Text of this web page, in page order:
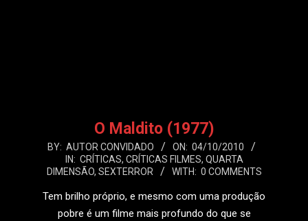
O Maldito (1977)
2010-
BY: AUTOR CONVIDADO ON: 04/10/2010
IN: CRÍTICAS, CRÍTICAS FILMES, QUARTA
DIMENSÃO, SEXTERROR WITH: 0 COMMENTS
Tem brilho próprio, e mesmo com uma produção
pobre é um filme mais profundo do que se